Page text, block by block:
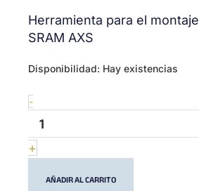
Herramienta para el
SRAM AXS
Disponibilidad: Hay existencias
-
ODC
SRAM
cantidad
+
AÑADIR AL CARRITO